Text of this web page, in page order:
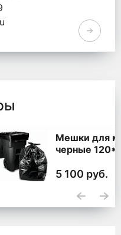
360 литров ПВД
200 шт. (50 шт * 4